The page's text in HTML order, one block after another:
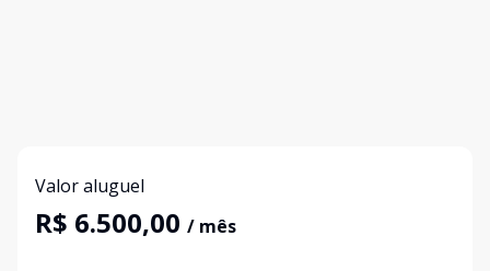
Valor aluguel
R$ 6.500,00 / mês